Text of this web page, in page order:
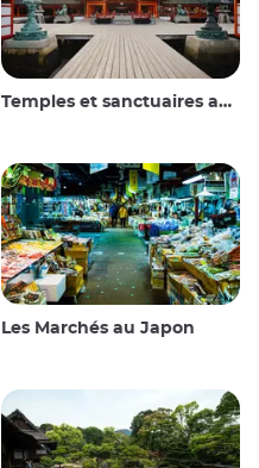
Temples et sanctuaires au Japon
Les Marchés au Japon